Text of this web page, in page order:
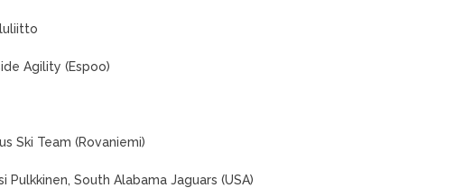
Agility (Espoo)
Ski Team (Rovaniemi)
Pulkkinen, South Alabama Jaguars (USA)